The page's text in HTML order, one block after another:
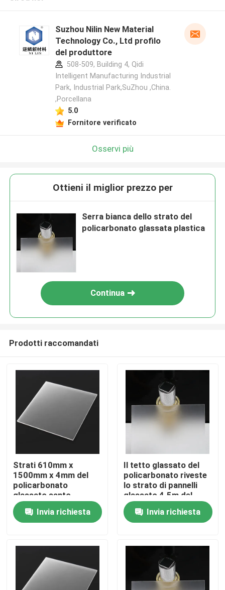
Casa
Prodotti
Circa noi
Suzhou Nilin New Material
Technology Co., Ltd profilo
del produttore
508-509, Building 4, Qidi
Intelligent Manufacturing Industrial
Park, Industrial Park,SuZhou ,China.
,Porcellana
5.0
Fornitore verificato
Osservi più
Ottieni il miglior prezzo per
Serra bianca dello strato del
policarbonato glassata plastica
Continua
Prodotti raccomandati
Strati 610mm x
1500mm x 4mm del
policarbonato
glassato santo
Invia richiesta
Il tetto glassato del
policarbonato riveste
lo strato di pannelli
glassato 4.5m del
policarbonato 5m
Invia richiesta